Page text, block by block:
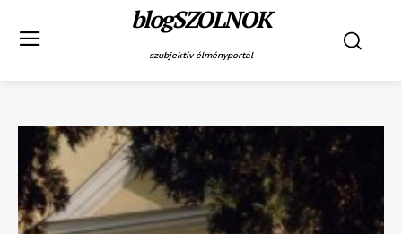
blogSZOLNOK
szubjektív élményportál